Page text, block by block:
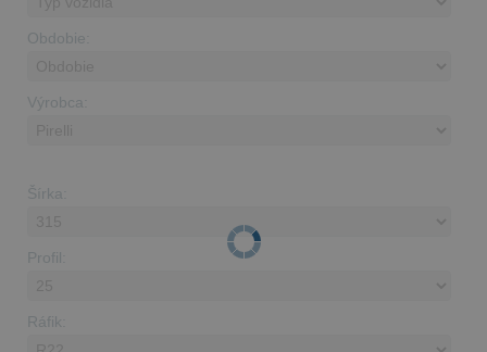
Obdobie:
Výrobca:
Šírka:
Profil:
Ráfik: